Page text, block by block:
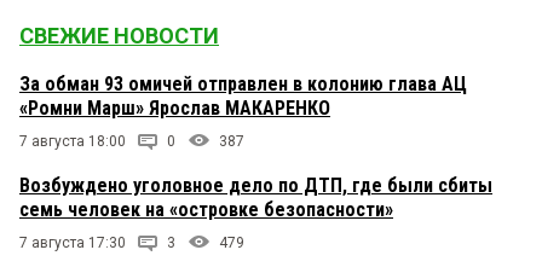
СВЕЖИЕ НОВОСТИ
За обман 93 омичей отправлен в колонию глава АЦ
«Ромни Марш» Ярослав МАКАРЕНКО
7 августа 18:00 0 387
Возбуждено уголовное дело по ДТП, где были сбиты
семь человек на «островке безопасности»
7 августа 17:30 3 479